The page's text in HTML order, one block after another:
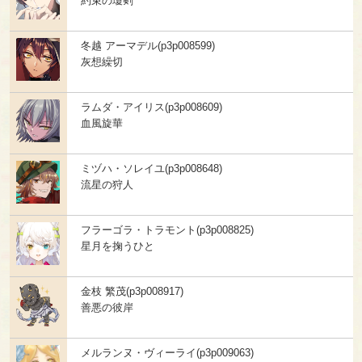
冬越 アーマデル(p3p008599)
灰想繰切
ラムダ・アイリス(p3p008609)
血風旋華
ミヅハ・ソレイユ(p3p008648)
流星の狩人
フラーゴラ・トラモント(p3p008825)
星月を掬うひと
金枝 繁茂(p3p008917)
善悪の彼岸
メルランヌ・ヴィーライ(p3p009063)